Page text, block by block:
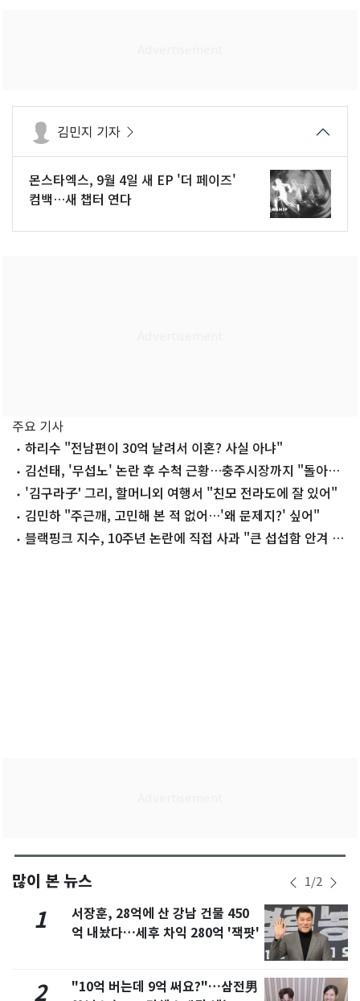
김민지 기자
몬스타엑스, 9월 4일 새 EP '더 페이즈'
컴백…새 챕터 연다
주요 기사
하리수 "전남편이 30억 날려서 이혼? 사실 아냐"
김선태, '무섭노' 논란 후 수척 근황…충주시장까지 "돌아올
생각 없냐?"
'김구라子' 그리, 할머니외 여행서 "친모 전라도에 잘 있어"
김민하 "주근깨, 고민해 본 적 없어…'왜 문제지?' 싶어"
블랙핑크 지수, 10주년 논란에 직접 사과 "큰 섭섭함 안겨 미
많이 본 뉴스 1/2
1
서장훈, 28억에 산 강남 건물 450
억 내놨다…세후 차익 280억 '잭팟'
2
"10억 버는데 9억 써요?"…삼전男